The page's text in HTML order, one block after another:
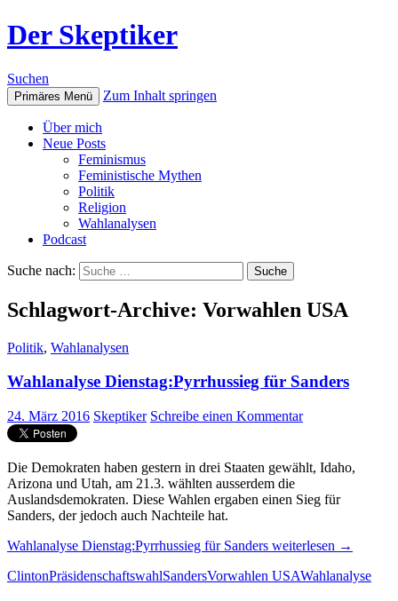
Der Skeptiker
Suchen
Primäres Menü Zum Inhalt springen
Über mich
Neue Posts
Feminismus
Feministische Mythen
Politik
Religion
Wahlanalysen
Podcast
Suche nach:
Schlagwort-Archive: Vorwahlen USA
Politik, Wahlanalysen
Wahlanalyse Dienstag:Pyrrhussieg für Sanders
24. März 2016 Skeptiker Schreibe einen Kommentar
Die Demokraten haben gestern in drei Staaten gewählt, Idaho,
Arizona und Utah, am 21.3. wählten ausserdem die
Auslandsdemokraten. Diese Wahlen ergaben einen Sieg für
Sanders, der jedoch auch Nachteile hat.
Wahlanalyse Dienstag:Pyrrhussieg für Sanders weiterlesen →
ClintonPräsidenschaftswahlSandersVorwahlen USAWahlanalyse